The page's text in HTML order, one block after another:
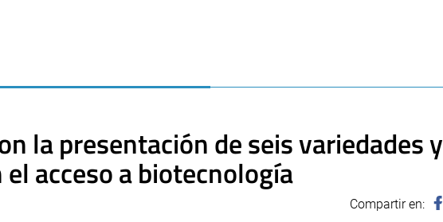
la presentación de seis variedades y
acceso a biotecnología
Compartir en: